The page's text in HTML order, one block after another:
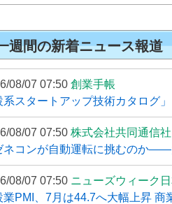
週間の新着ニュース報道
08/07 07:50 創業手帳
系スタートアップ技術カタログ
08/07 07:50 株式会社共同通信社
ネコンが自動運転に挑むのか――
08/07 07:50 ニューズウィーク
業PMI、7月は44.7へ大幅上昇 商